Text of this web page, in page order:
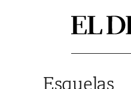
Esquelas